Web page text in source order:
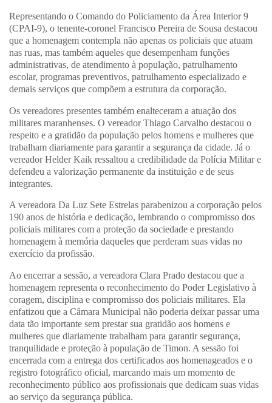
Representando o Comando do Policiamento da Área Interior 9
(CPAI-9), o tenente-coronel Francisco Pereira de Sousa destacou
que a homenagem contempla não apenas os policiais que atuam
nas ruas, mas também aqueles que desempenham funções
administrativas, de atendimento à população, patrulhamento
escolar, programas preventivos, patrulhamento especializado e
demais serviços que compõem a estrutura da corporação.
Os vereadores presentes também enalteceram a atuação dos
militares maranhenses. O vereador Thiago Carvalho destacou o
respeito e a gratidão da população pelos homens e mulheres que
trabalham diariamente para garantir a segurança da cidade. Já o
vereador Helder Kaik ressaltou a credibilidade da Polícia Militar e
defendeu a valorização permanente da instituição e de seus
integrantes.
A vereadora Da Luz Sete Estrelas parabenizou a corporação pelos
190 anos de história e dedicação, lembrando o compromisso dos
policiais militares com a proteção da sociedade e prestando
homenagem à memória daqueles que perderam suas vidas no
exercício da profissão.
Ao encerrar a sessão, a vereadora Clara Prado destacou que a
homenagem representa o reconhecimento do Poder Legislativo à
coragem, disciplina e compromisso dos policiais militares. Ela
enfatizou que a Câmara Municipal não poderia deixar passar uma
data tão importante sem prestar sua gratidão aos homens e
mulheres que diariamente trabalham para garantir segurança,
tranquilidade e proteção à população de Timon. A sessão foi
encerrada com a entrega dos certificados aos homenageados e o
registro fotográfico oficial, marcando mais um momento de
reconhecimento público aos profissionais que dedicam suas vidas
ao serviço da segurança pública.